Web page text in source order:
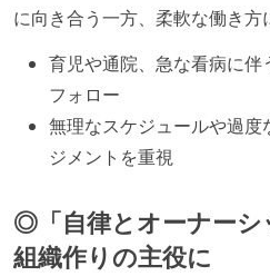
に向き合う一方、柔軟な働き方
育児や通院、急な看病に
フォロー
無理なスケジュールや過
ジメントを重視
◎「自律とオーナーシ
組織作りの主役に